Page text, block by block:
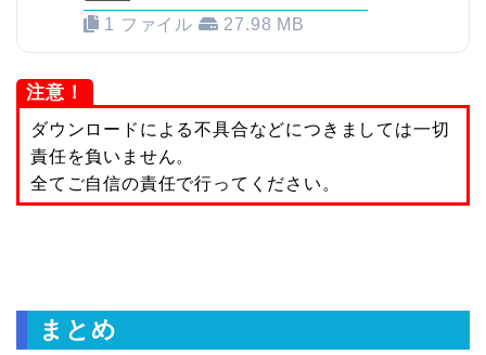
1 ファイル 27.98 MB
ダウンロードによる不具合などにつきましては一切
責任を負いません。
全てご自信の責任で行ってください。
注意！
まとめ